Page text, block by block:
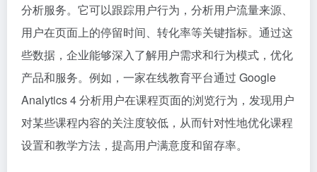
分析服务。它可以跟踪用户行为，分析用户流量来源、
用户在页面上的停留时间、转化率等关键指标。通过这
些数据，企业能够深入了解用户需求和行为模式，优化
产品和服务。例如，一家在线教育平台通过 Google
Analytics 4 分析用户在课程页面的浏览行为，发现用户
对某些课程内容的关注度较低，从而针对性地优化课程
设置和教学方法，提高用户满意度和留存率。​